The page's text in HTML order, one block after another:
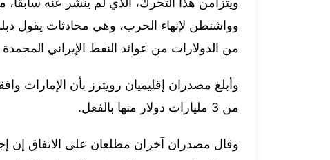
وواشنطن لإنهاء الحرب، وهي محادثات يقول
من الدولارات من عوائد النفط الإيراني
من 3 مليارات دولار منها بالفعل.